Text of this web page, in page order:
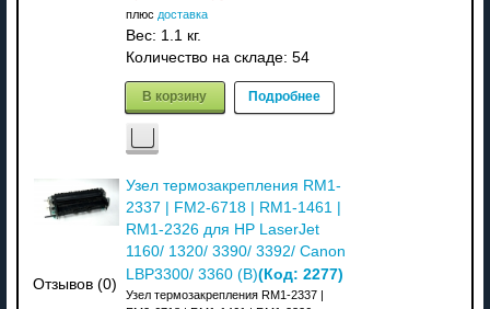
плюс доставка
Вес: 1.1 кг.
Количество на складе: 54
В корзину Подробнее
Отзывов (0)
Узел термозакрепления RM1-
2337 | FM2-6718 | RM1-1461 |
RM1-2326 для HP LaserJet
1160/ 1320/ 3390/ 3392/ Canon
LBP3300/ 3360 (В)(Код: 2277)
Узел термозакрепления RM1-2337 |